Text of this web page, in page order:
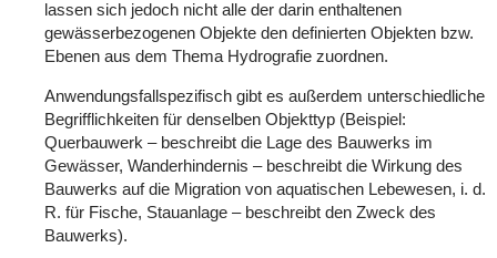
lassen sich jedoch nicht alle der darin enthaltenen
gewässerbezogenen Objekte den definierten Objekten bzw.
Ebenen aus dem Thema Hydrografie zuordnen.
Anwendungsfallspezifisch gibt es außerdem unterschiedliche
Begrifflichkeiten für denselben Objekttyp (Beispiel:
Querbauwerk – beschreibt die Lage des Bauwerks im
Gewässer, Wanderhindernis – beschreibt die Wirkung des
Bauwerks auf die Migration von aquatischen Lebewesen, i. d.
R. für Fische, Stauanlage – beschreibt den Zweck des
Bauwerks).